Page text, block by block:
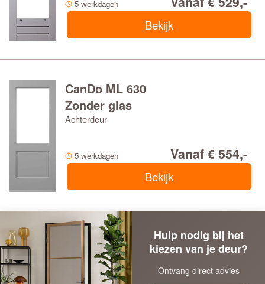
5 werkdagen
Bekijk
CanDo ML 630
Zonder glas
Achterdeur
5 werkdagen Vanaf € 554,-
Bekijk
Hulp nodig bij het
kiezen van je deur?
Ontvang direct advies